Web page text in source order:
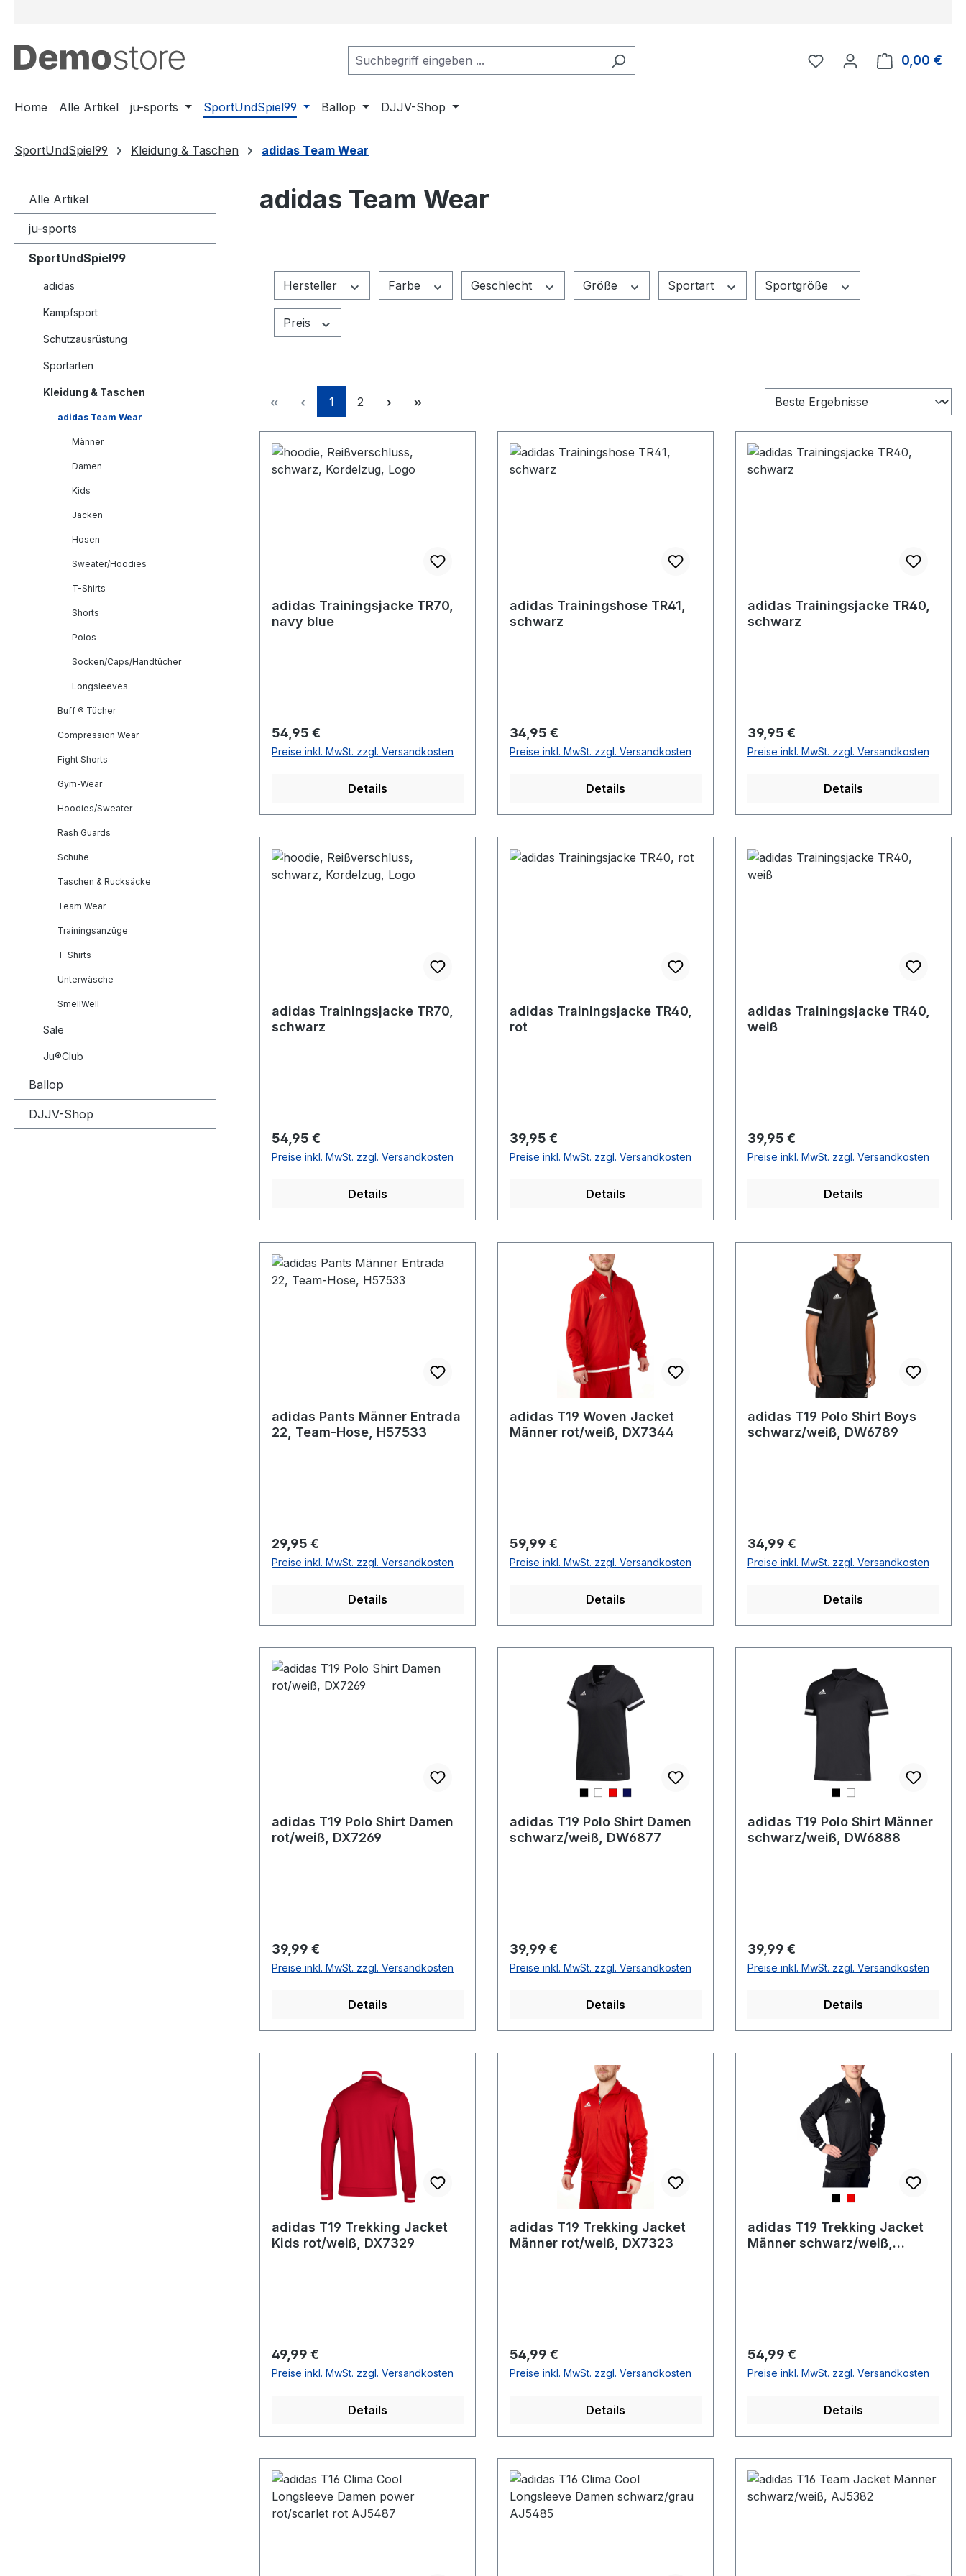
Du hast 0 Produkte auf
0,00 €
Home Alle Artikel ju-sports SportUndSpiel99 Ballop DJJV-Shop
SportUndSpiel99 Kleidung & Taschen adidas Team Wear
Alle Artikel
ju-sports
SportUndSpiel99
adidas
Kampfsport
Schutzausrüstung
Sportarten
Kleidung & Taschen
adidas Team Wear
Männer
Damen
Kids
Jacken
Hosen
Sweater/Hoodies
T-Shirts
Shorts
Polos
Socken/Caps/Handtücher
Longsleeves
Buff ® Tücher
Compression Wear
Fight Shorts
Gym-Wear
Hoodies/Sweater
Rash Guards
Schuhe
Taschen & Rucksäcke
Team Wear
Trainingsanzüge
T-Shirts
Unterwäsche
SmellWell
Sale
Ju®Club
Ballop
DJJV-Shop
adidas Team Wear
Hersteller Farbe Geschlecht Größe Sportart Sportgröße
Preis
Seite
1 Seite
2
adidas Trainingsjacke TR70,
navy blue
Regulärer Preis:
54,95 €
Preise inkl. MwSt. zzgl. Versandkosten
Details
adidas Trainingshose TR41,
schwarz
Regulärer Preis:
34,95 €
Preise inkl. MwSt. zzgl. Versandkosten
Details
adidas Trainingsjacke TR40,
schwarz
Regulärer Preis:
39,95 €
Preise inkl. MwSt. zzgl. Versandkosten
Details
adidas Trainingsjacke TR70,
schwarz
Regulärer Preis:
54,95 €
Preise inkl. MwSt. zzgl. Versandkosten
Details
adidas Trainingsjacke TR40,
rot
Regulärer Preis:
39,95 €
Preise inkl. MwSt. zzgl. Versandkosten
Details
adidas Trainingsjacke TR40,
weiß
Regulärer Preis:
39,95 €
Preise inkl. MwSt. zzgl. Versandkosten
Details
adidas Pants Männer Entrada
22, Team-Hose, H57533
Regulärer Preis:
29,95 €
Preise inkl. MwSt. zzgl. Versandkosten
Details
adidas T19 Woven Jacket
Männer rot/weiß, DX7344
Regulärer Preis:
59,99 €
Preise inkl. MwSt. zzgl. Versandkosten
Details
adidas T19 Polo Shirt Boys
schwarz/weiß, DW6789
Regulärer Preis:
34,99 €
Preise inkl. MwSt. zzgl. Versandkosten
Details
adidas T19 Polo Shirt Damen
rot/weiß, DX7269
Regulärer Preis:
39,99 €
Preise inkl. MwSt. zzgl. Versandkosten
Details
adidas T19 Polo Shirt Damen
schwarz/weiß, DW6877
Regulärer Preis:
39,99 €
Preise inkl. MwSt. zzgl. Versandkosten
Details
adidas T19 Polo Shirt Männer
schwarz/weiß, DW6888
Regulärer Preis:
39,99 €
Preise inkl. MwSt. zzgl. Versandkosten
Details
adidas T19 Trekking Jacket
Kids rot/weiß, DX7329
Regulärer Preis:
49,99 €
Preise inkl. MwSt. zzgl. Versandkosten
Details
adidas T19 Trekking Jacket
Männer rot/weiß, DX7323
Regulärer Preis:
54,99 €
Preise inkl. MwSt. zzgl. Versandkosten
Details
adidas T19 Trekking Jacket
Männer schwarz/weiß,
Regulärer Preis:
54,99 €
Preise inkl. MwSt. zzgl. Versandkosten
Details